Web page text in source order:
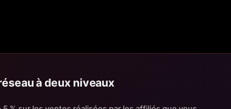
à deux niveaux